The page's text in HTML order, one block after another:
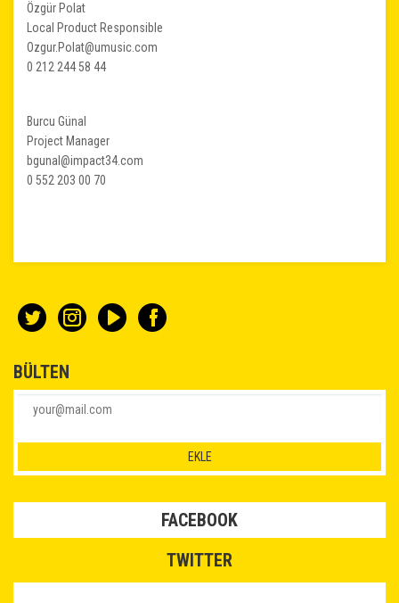
Özgür Polat
Local Product Responsible
Ozgur.Polat@umusic.com
0 212 244 58 44
Burcu Günal
Project Manager
bgunal@impact34.com
0 552 203 00 70
BÜLTEN
FACEBOOK
TWITTER